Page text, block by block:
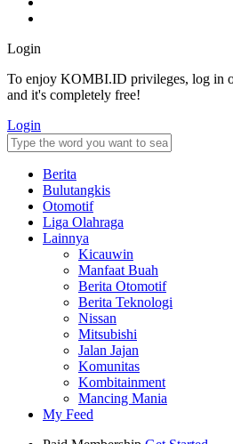
Login
To enjoy KOMBI.ID privileges, log in
and it's completely free!
Login
Berita
Bulutangkis
Otomotif
Liga Olahraga
Lainnya
Kicauwin
Manfaat Buah
Berita Otomotif
Berita Teknologi
Nissan
Mitsubishi
Jalan Jajan
Komunitas
Kombitainment
Mancing Mania
My Feed